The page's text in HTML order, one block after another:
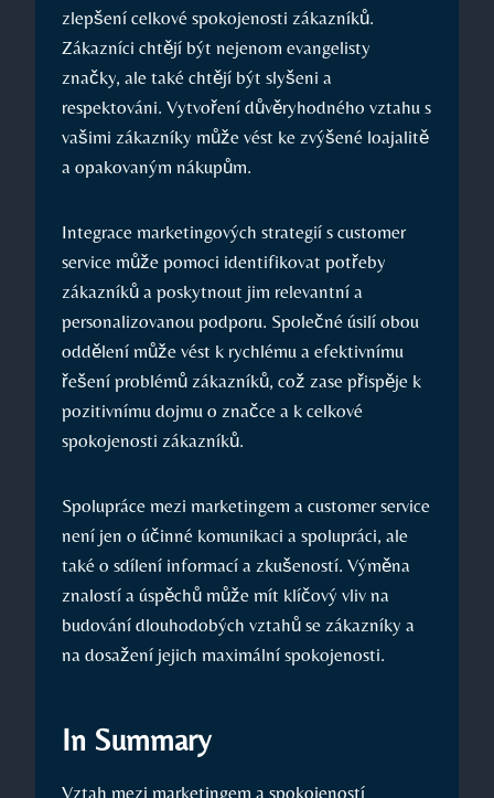
zlepšení celkové spokojenosti zákazníků.
Zákazníci chtějí být nejenom evangelisty
značky, ale také chtějí být slyšeni a
respektováni. Vytvoření důvěryhodného vztahu s
vašimi zákazníky může vést ke zvýšené loajalitě
a opakovaným nákupům.
Integrace marketingových strategií s customer
service může pomoci identifikovat potřeby
zákazníků a poskytnout jim relevantní a
personalizovanou podporu. Společné úsilí obou
oddělení může vést k rychlému a efektivnímu
řešení problémů zákazníků, což zase přispěje k
pozitivnímu dojmu o značce a k celkové
spokojenosti zákazníků.
Spolupráce mezi marketingem a customer service
není jen o účinné komunikaci a spolupráci, ale
také o sdílení informací a zkušeností. Výměna
znalostí a úspěchů může mít klíčový vliv na
budování dlouhodobých vztahů se zákazníky a
na dosažení jejich maximální spokojenosti.
In Summary
Vztah mezi marketingem a spokojeností